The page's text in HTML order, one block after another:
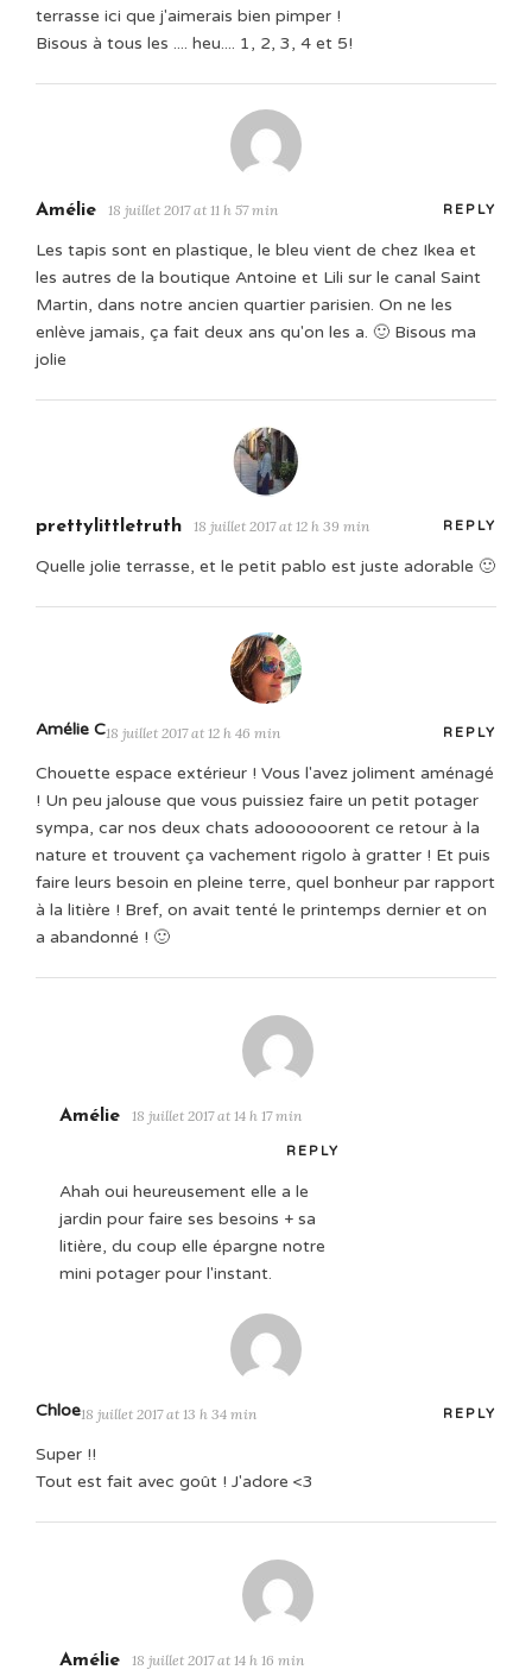
terrasse ici que j'aimerais bien pimper !
Bisous à tous les .... heu.... 1, 2, 3, 4 et 5!
Amélie 18 juillet 2017 at 11 h 57 min REPLY
Les tapis sont en plastique, le bleu vient de chez Ikea et
les autres de la boutique Antoine et Lili sur le canal Saint
Martin, dans notre ancien quartier parisien. On ne les
enlève jamais, ça fait deux ans qu'on les a. 🙂 Bisous ma
jolie
prettylittletruth 18 juillet 2017 at 12 h 39 min REPLY
Quelle jolie terrasse, et le petit pablo est juste adorable 🙂
Amélie C18 juillet 2017 at 12 h 46 min REPLY
Chouette espace extérieur ! Vous l'avez joliment aménagé
! Un peu jalouse que vous puissiez faire un petit potager
sympa, car nos deux chats adoooooorent ce retour à la
nature et trouvent ça vachement rigolo à gratter ! Et puis
faire leurs besoin en pleine terre, quel bonheur par rapport
à la litière ! Bref, on avait tenté le printemps dernier et on
a abandonné ! 🙂
Amélie 18 juillet 2017 at 14 h 17 min
REPLY
Ahah oui heureusement elle a le
jardin pour faire ses besoins + sa
litière, du coup elle épargne notre
mini potager pour l'instant.
Chloe18 juillet 2017 at 13 h 34 min REPLY
Super !!
Tout est fait avec goût ! J'adore <3
Amélie 18 juillet 2017 at 14 h 16 min